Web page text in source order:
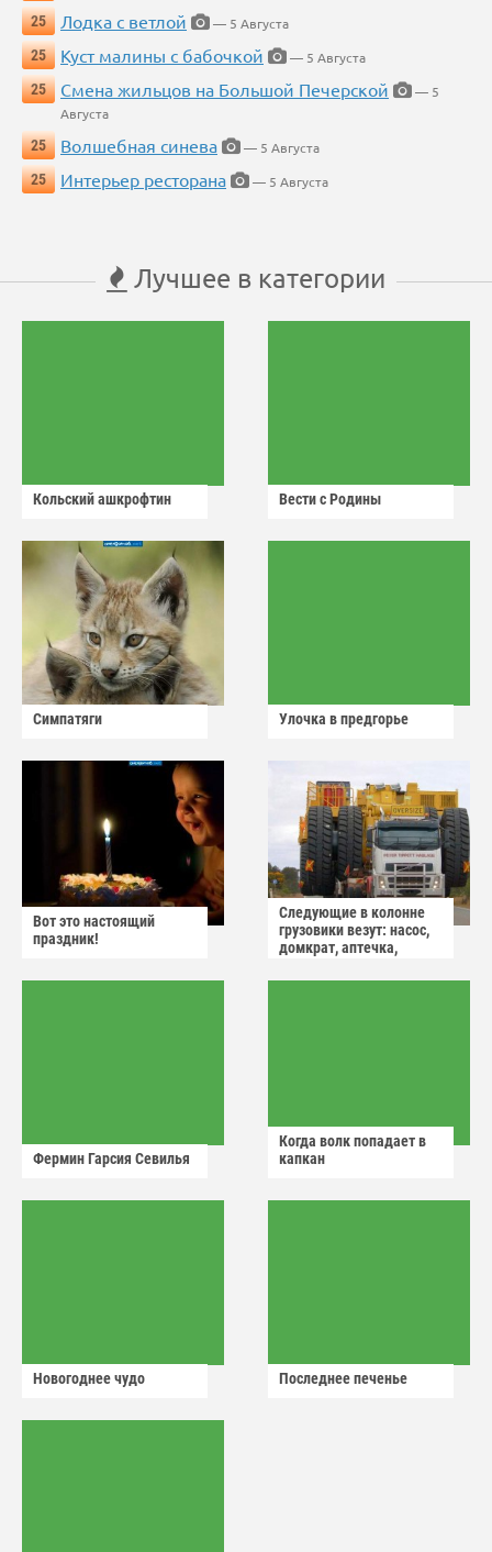
25
Лодка с ветлой
— 5 Августа
25
Куст малины с бабочкой
— 5 Августа
25
Смена жильцов на Большой Печерской
— 5
Августа
25
Волшебная синева
— 5 Августа
25
Интерьер ресторана — 5 Августа
Лучшее в категории
Кольский ашкрофтин Вести с Родины
Симпатяги Улочка в предгорье
Вот это настоящий
праздник!
Следующие в колонне
грузовики везут: насос,
домкрат, аптечка,
Фермин Гарсия Севилья
Когда волк попадает в
капкан
Новогоднее чудо Последнее печенье